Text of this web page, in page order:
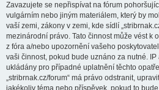
Zavazujete se nepřispívat na fórum
vulgárním nebo jiným materiálem, který by
vaší zemi, zákony v zemi, kde sídlí
mezinárodní právo. Tato činnost může vést k
z fóra a/nebo upozornění vašeho
vaši činnost, pokud bude uznáno za nutné.
ukládány pro případné uplatnění těchto
„stribrnak.cz/forum“ má právo odstranit,
jakékoliv téma nebo příspěvek, pokud to